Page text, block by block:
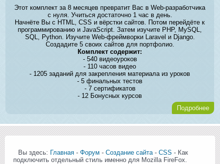
Этот комплект за 8 месяцев превратит Вас в Web-разработчика
с нуля. Учиться достаточно 1 час в день.
Начнёте Вы с HTML, CSS и вёрстки сайтов. Потом перейдёте к
программированию и JavaScript. Затем изучите PHP, MySQL,
SQL, Python. Изучите Web-фреймворки Laravel и Django.
Создадите 5 своих сайтов для портфолио.
Комплект содержит:
- 540 видеоуроков
- 110 часов видео
- 1205 заданий для закрепления материала из уроков
- 5 финальных тестов
- 7 сертификатов
- 12 Бонусных курсов
Подробнее
Вы здесь: Главная - Форум - Создание сайта - CSS - Как
подключить отдельный стиль именно для Mozilla FireFox.